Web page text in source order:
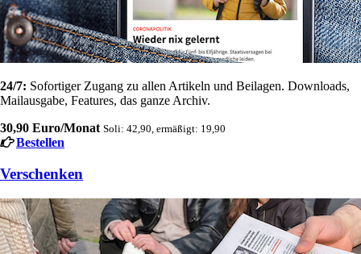
24/7: Sofortiger Zugang zu allen Artikeln und Beilagen. Downloads,
Mailausgabe, Features, das ganze Archiv.
30,90 Euro/Monat Soli: 42,90, ermäßigt: 19,90
Bestellen
Verschenken